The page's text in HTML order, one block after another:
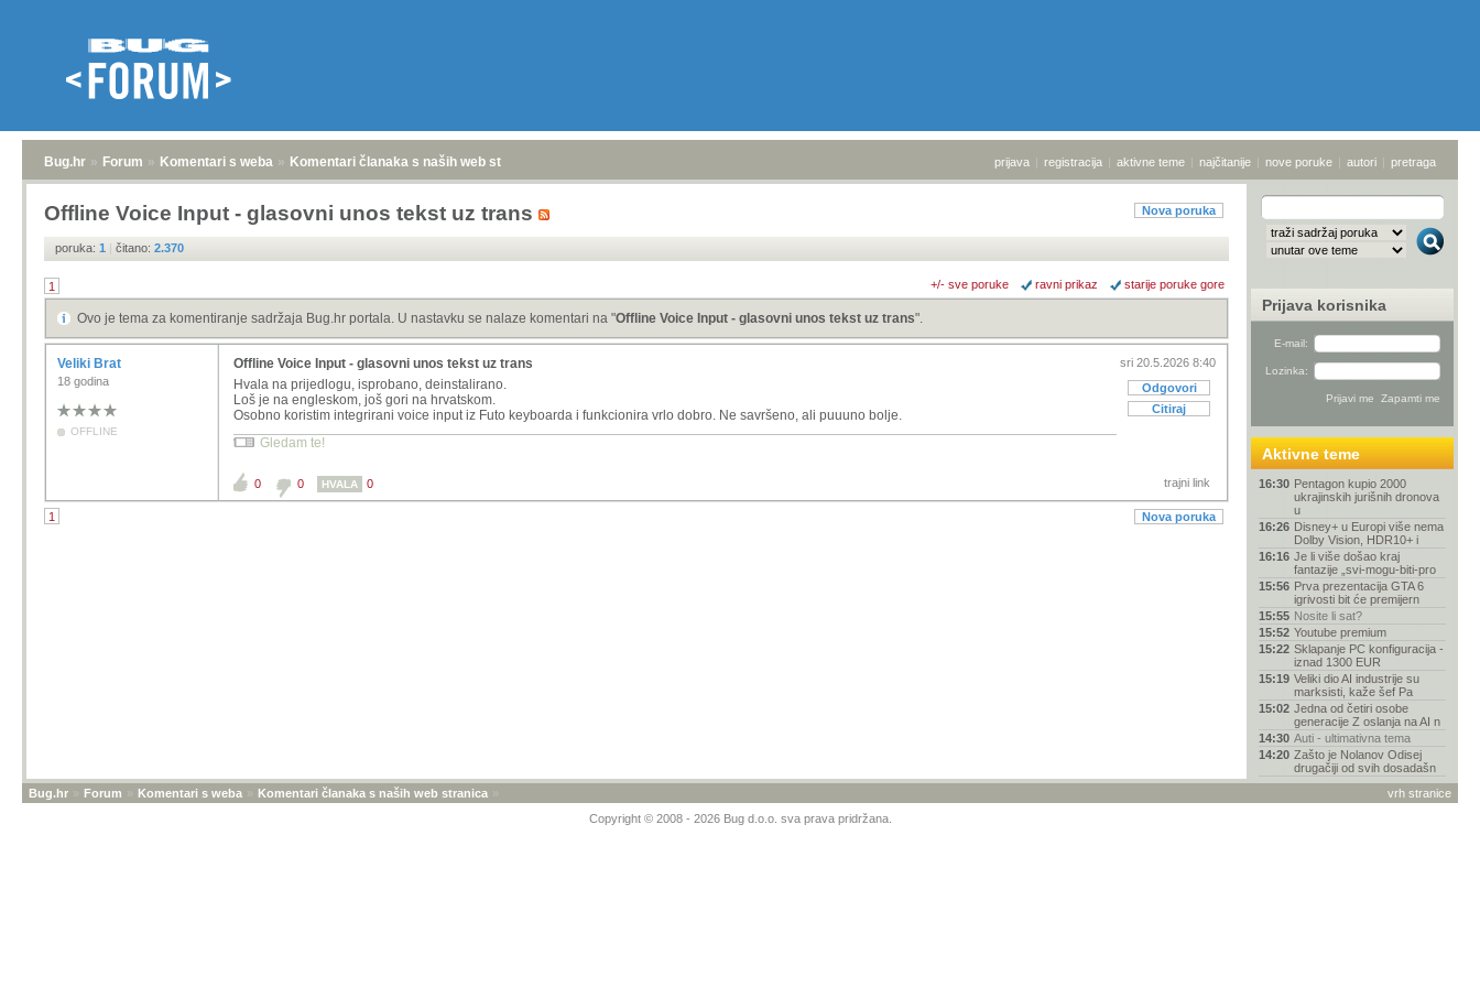
Bug.hr » Forum » Komentari s weba » Komentari članaka s naših web stranica prijava | registracija | aktivne teme | najčitanije | nove poruke | autori | pretraga
Nova poruka
Offline Voice Input - glasovni unos tekst uz trans
poruka: 1 | čitano: 2.370
1 +/- sve poruke ravni prikaz starije poruke gore
Ovo je tema za komentiranje sadržaja Bug.hr portala. U nastavku se nalaze komentari na "Offline Voice Input - glasovni unos tekst uz trans".
Veliki Brat
18 godina
OFFLINE
sri 20.5.2026 8:40
Odgovori
Citiraj
Offline Voice Input - glasovni unos tekst uz trans
Hvala na prijedlogu, isprobano, deinstalirano.
Loš je na engleskom, još gori na hrvatskom.
Osobno koristim integrirani voice input iz Futo keyboarda i funkcionira vrlo dobro. Ne savršeno, ali puuuno bolje.
Gledam te!
trajni link
0 0 HVALA 0
1 Nova poruka
Prijava korisnika
E-mail:
Lozinka:
Aktivne teme
16:30 Pentagon kupio 2000
ukrajinskih jurišnih dronova
u
16:26 Disney+ u Europi više nema
Dolby Vision, HDR10+ i
16:16 Je li više došao kraj
fantazije „svi-mogu-biti-pro
15:56 Prva prezentacija GTA 6
igrivosti bit će premijern
15:55 Nosite li sat?
15:52 Youtube premium
15:22 Sklapanje PC konfiguracija -
iznad 1300 EUR
15:19 Veliki dio AI industrije su
marksisti, kaže šef Pa
15:02 Jedna od četiri osobe
generacije Z oslanja na AI n
14:30 Auti - ultimativna tema
14:20 Zašto je Nolanov Odisej
drugačiji od svih dosadašn
13:52 Bijeli haker promijenio
stranu? Doznalo se tko je
vrh stranice
Bug.hr » Forum » Komentari s weba » Komentari članaka s naših web stranica »
Copyright © 2008 - 2026 Bug d.o.o. sva prava pridržana.